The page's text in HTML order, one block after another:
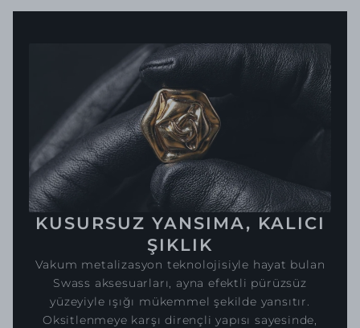
KUSURSUZ YANSIMA, KALICI
ŞIKLIK
Vakum metalizasyon teknolojisiyle hayat bulan
Swass aksesuarları, ayna efektli pürüzsüz
yüzeyiyle ışığı mükemmel şekilde yansıtır.
Oksitlenmeye karşı dirençli yapısı sayesinde,